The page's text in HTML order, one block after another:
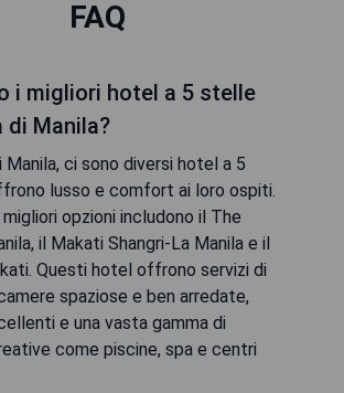
FAQ
i migliori hotel a 5 stelle
Manila?
ci sono diversi hotel a 5
lusso e comfort ai loro ospiti.
opzioni includono il The
il Makati Shangri-La Manila e il
Questi hotel offrono servizi di
spaziose e ben arredate,
e una vasta gamma di
come piscine, spa e centri